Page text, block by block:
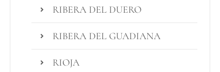
RIBERA DEL DUERO
RIBERA DEL GUADIANA
RIOJA